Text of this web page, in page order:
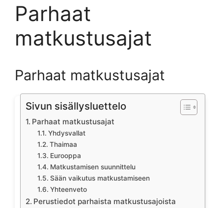
Parhaat
matkustusajat
Parhaat matkustusajat
Sivun sisällysluettelo
Parhaat matkustusajat
Yhdysvallat
Thaimaa
Eurooppa
Matkustamisen suunnittelu
Sään vaikutus matkustamiseen
Yhteenveto
Perustiedot parhaista matkustusajoista